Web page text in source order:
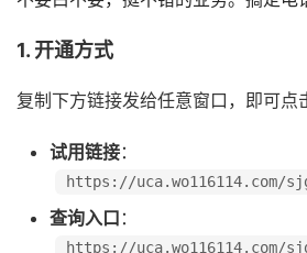
1. 开通方式
复制下方链接发给任意窗口，即可点
试用链接：
https://uca.wo116114.com/
查询入口 ：
https://uca.wo116114.com/